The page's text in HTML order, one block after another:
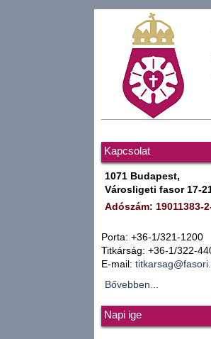
Kapcsolat
1071 Budapest,
Városligeti fasor 17-
Adószám: 19011383-
Porta: +36-1/321-1200
Titkárság: +36-1/322-
E-mail:
Bővebben...
Napi ige